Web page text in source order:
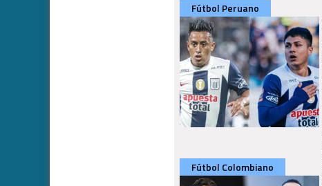
Fútbol Peruano
Fútbol Colombiano